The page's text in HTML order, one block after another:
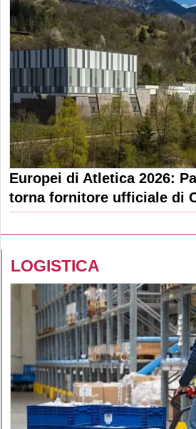
Europei di Atletica 2026:
torna fornitore ufficiale di
LOGISTICA